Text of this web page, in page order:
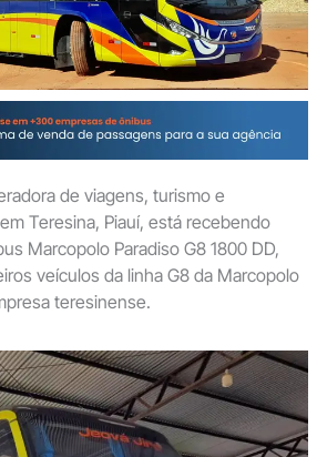
de viagens, turismo e
Teresina, Piauí, está recebendo
Marcopolo Paradiso G8 1800 DD,
veículos da linha G8 da Marcopolo
teresinense.